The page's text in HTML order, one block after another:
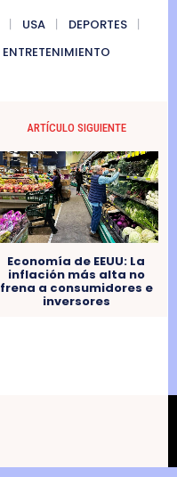
USA
DEPORTES
ENTRETENIMIENTO
ARTÍCULO SIGUIENTE
Economía de EEUU: La
inflación más alta no
frena a consumidores e
inversores